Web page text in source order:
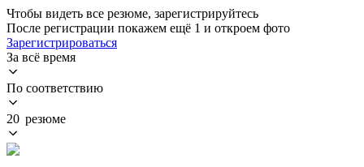
Чтобы видеть все резюме, зарегистрируйтесь
После регистрации покажем ещё 1 и откроем фото
Зарегистрироваться
За всё время
По соответствию
20 резюме